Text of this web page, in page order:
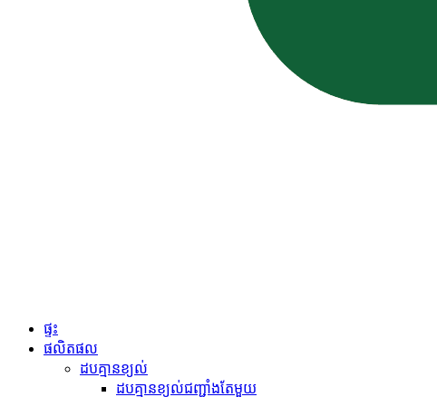
ផ្ទះ
ផលិតផល
ដបគ្មានខ្យល់
ដបគ្មានខ្យល់ជញ្ជាំងតែមួយ